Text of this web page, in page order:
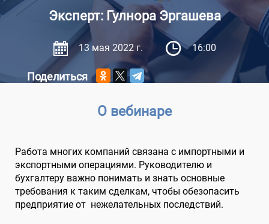
Эксперт: Гулнора Эргашева
13 мая 2022 г. 16:00
Поделиться
О вебинаре
Работа многих компаний связана с импортными и
экспортными операциями. Руководителю и
бухгалтеру важно понимать и знать основные
требования к таким сделкам, чтобы обезопасить
предприятие от нежелательных последствий.